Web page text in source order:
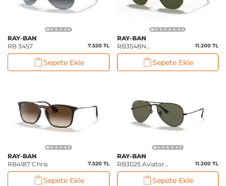
RAY-BAN
RB 3457
7.520 TL
Sepete Ekle
RAY-BAN
RB3548N
Hexagonal Flat
11.200 TL
Sepete Ekle
RAY-BAN
RB4187 Chris
7.520 TL
Sepete Ekle
RAY-BAN
RB3025 Aviator
Classic
11.200 TL
Sepete Ekle